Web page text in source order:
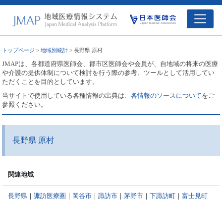
トップページ >地域別統計 > 長野県 原村
JMAPは、各都道府県医師会、郡市区医師会や会員が、自地域の将来の医療
や介護の提供体制について検討を行う際の参考、ツールとして活用してい
ただくことを目的としています。
当サイトで使用している各種情報の出典は、各情報のソースについてをご
参照ください。
長野県 原村
関連地域
長野県 ｜諏訪医療圏 ｜ 岡谷市 ｜諏訪市 ｜茅野市 ｜下諏訪町 ｜富士見町